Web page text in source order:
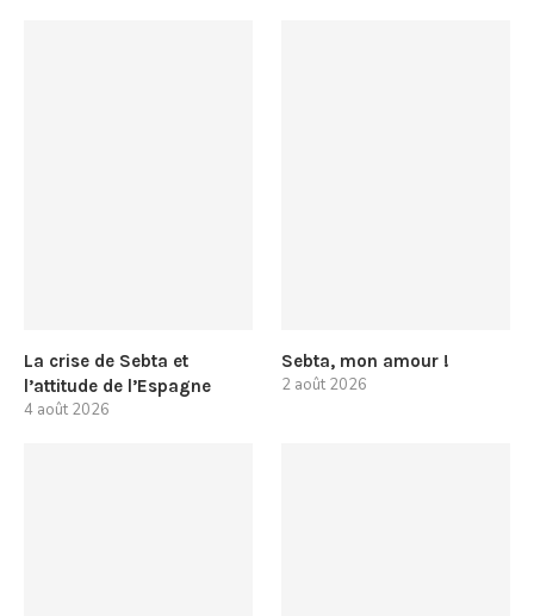
La crise de Sebta et
l’attitude de l’Espagne
4 août 2026
Sebta, mon amour !
2 août 2026